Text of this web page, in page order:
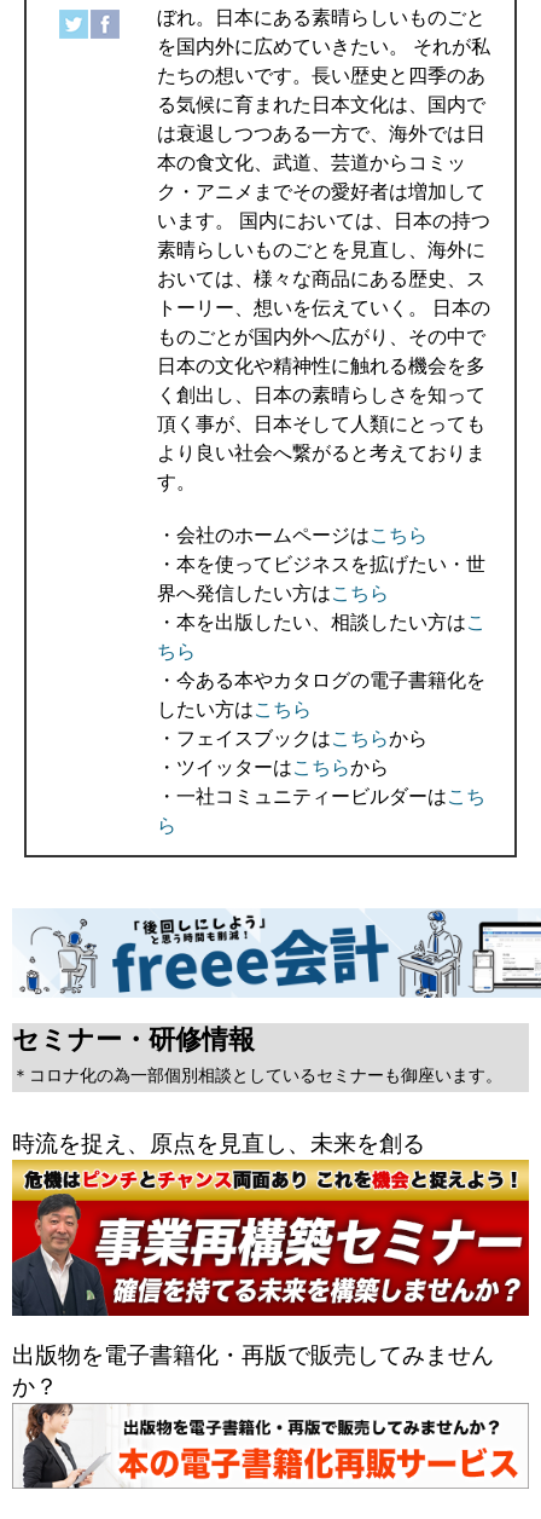
ぼれ。日本にある素晴らしいものごと
を国内外に広めていきたい。 それが私
たちの想いです。長い歴史と四季のあ
る気候に育まれた日本文化は、国内で
は衰退しつつある一方で、海外では日
本の食文化、武道、芸道からコミッ
ク・アニメまでその愛好者は増加して
います。 国内においては、日本の持つ
素晴らしいものごとを見直し、海外に
おいては、様々な商品にある歴史、ス
トーリー、想いを伝えていく。 日本の
ものごとが国内外へ広がり、その中で
日本の文化や精神性に触れる機会を多
く創出し、日本の素晴らしさを知って
頂く事が、日本そして人類にとっても
より良い社会へ繋がると考えておりま
す。
・会社のホームページはこちら
・本を使ってビジネスを拡げたい・世
界へ発信したい方はこちら
・本を出版したい、相談したい方はこ
ちら
・今ある本やカタログの電子書籍化を
したい方はこちら
・フェイスブックはこちらから
・ツイッターはこちらから
・一社コミュニティービルダーはこち
ら
セミナー・研修情報
＊コロナ化の為一部個別相談としているセミナーも御座います。
時流を捉え、原点を見直し、未来を創る
出版物を電子書籍化・再版で販売してみません
か？